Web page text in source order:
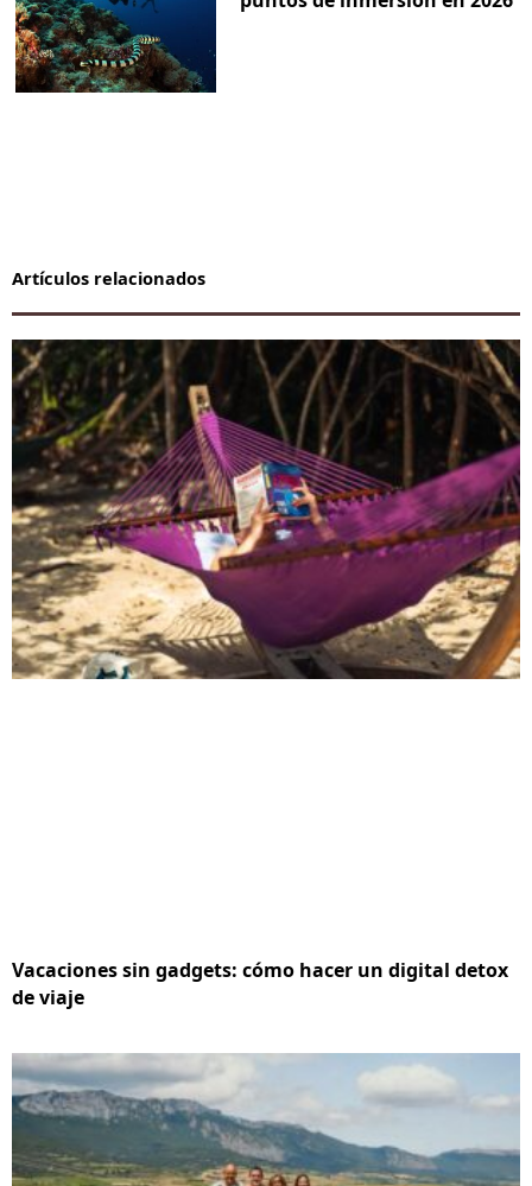
Artículos relacionados
Vacaciones sin gadgets: cómo hacer un digital detox
de viaje